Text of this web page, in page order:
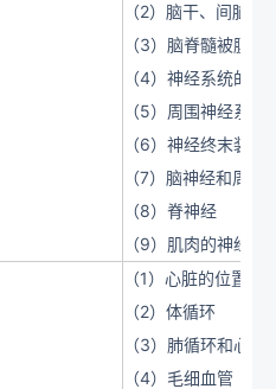
（2）脑干、间脑和
（3）脑脊髓被膜、
（4）神经系统的传
（5）周围神经系统
（6）神经终末装置
（7）脑神经和周围
（8）脊神经
（9）肌肉的神经支
（1）心脏的位置、
（2）体循环
（3）肺循环和心脏
（4）毛细血管